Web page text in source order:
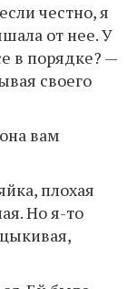
честно, я
от нее. У
в порядке? —
своего
вам
плохая
Но я-то